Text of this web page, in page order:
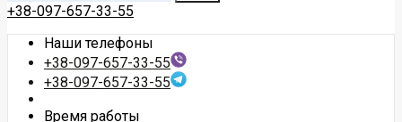
+38-097-657-33-55
Наши телефоны
+38-097-657-33-55
+38-097-657-33-55
Время работы